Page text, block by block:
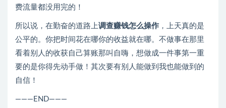
费流量都没用完的！
所以说，在勤奋的道路上调查赚钱怎么操作 ，上天真的是
公平的。你把时间花在哪你的收益就在哪。不做事在那里
看着别人的收获自己算账那叫自嗨，想做成一件事第一重
要的是你得先动手做！其次要有别人能做到我也能做到的
自信！
———END———